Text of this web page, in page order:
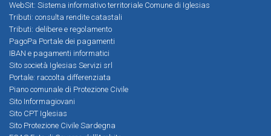
WebSit: Sistema informativo territoriale Comune di Iglesias
Tributi: consulta rendite catastali
Tributi: delibere e regolamento
PagoPa Portale dei pagamenti
IBAN e pagamenti informatici
Sito società Iglesias Servizi srl
Portale: raccolta differenziata
Piano comunale di Protezione Civile
Sito Informagiovani
Sito CPT Iglesias
Sito Protezione Civile Sardegna